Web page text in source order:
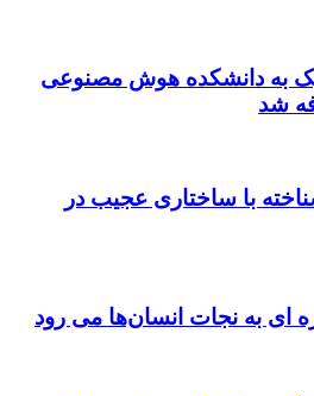
به دانشکده هوش مصنوعی
شد
با ساختاری عجیب در
ای به نجات انسان‌ها می رود